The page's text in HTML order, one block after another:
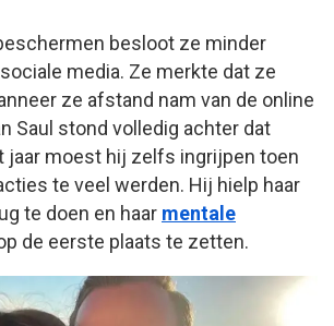
besloot ze minder
media. Ze merkte dat ze
ze afstand nam van de online
Saul stond volledig achter dat
jaar moest hij zelfs ingrijpen toen
te veel werden. Hij hielp haar
te doen en haar mentale
de eerste plaats te zetten.